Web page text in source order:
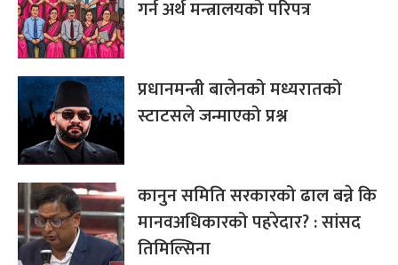
गर्न अर्थ मन्त्रालयको परिपत्र
प्रधानमन्त्री बालेनको मध्यरातको
स्टाटसले जन्माएको प्रश्न
कानुन समिति सरकारको ढाल बन्ने कि
मानवअधिकारको पहरेदार? : सांसद
तिमिल्सिना